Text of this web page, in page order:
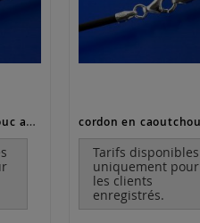
cordon en caoutchouc avec fermoir à mousqueton (ø 2.5 mm)
Tarifs disponibles
uniquement pour
les clients
enregistrés.